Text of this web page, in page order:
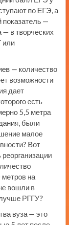
по ЕГЭ, а
показатель —
— в творческих
или
— количество
возможности
дает
есть
5,5 метра
были
малое
Вот
на
вошли в
РГГУ?
вуза — это